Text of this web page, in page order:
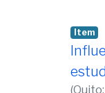
Item
(